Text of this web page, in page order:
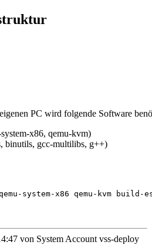
PC wird folgende Software
x86, qemu-kvm)
binutils, gcc-multilibs, g++)
von System Account vss-deploy